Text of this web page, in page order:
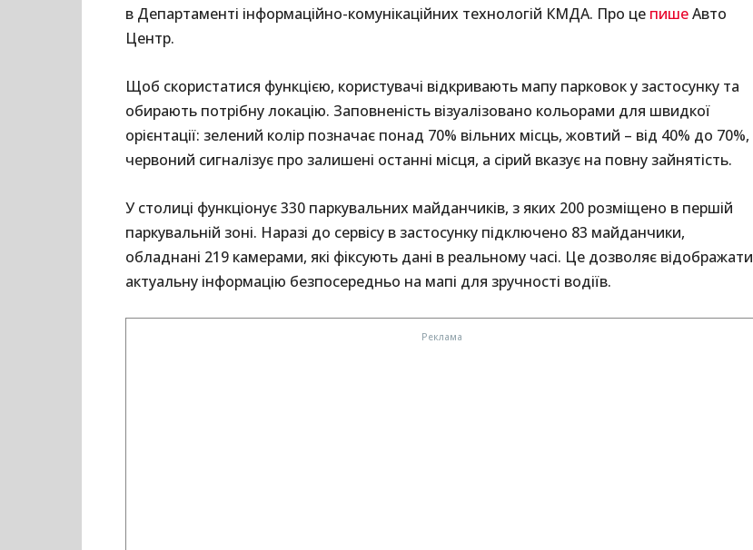
в Департаменті інформаційно-комунікаційних технологій КМДА. Про це пишеАвто
Центр.
Щоб скористатися функцією, користувачі відкривають мапу парковок у застосунку та
обирають потрібну локацію. Заповненість візуалізовано кольорами для швидкої
орієнтації: зелений колір позначає понад 70% вільних місць, жовтий – від 40% до 70%,
червоний сигналізує про залишені останні місця, а сірий вказує на повну зайнятість.
У столиці функціонує 330 паркувальних майданчиків, з яких 200 розміщено в першій
паркувальній зоні. Наразі до сервісу в застосунку підключено 83 майданчики,
обладнані 219 камерами, які фіксують дані в реальному часі. Це дозволяє відображати
актуальну інформацію безпосередньо на мапі для зручності водіїв.